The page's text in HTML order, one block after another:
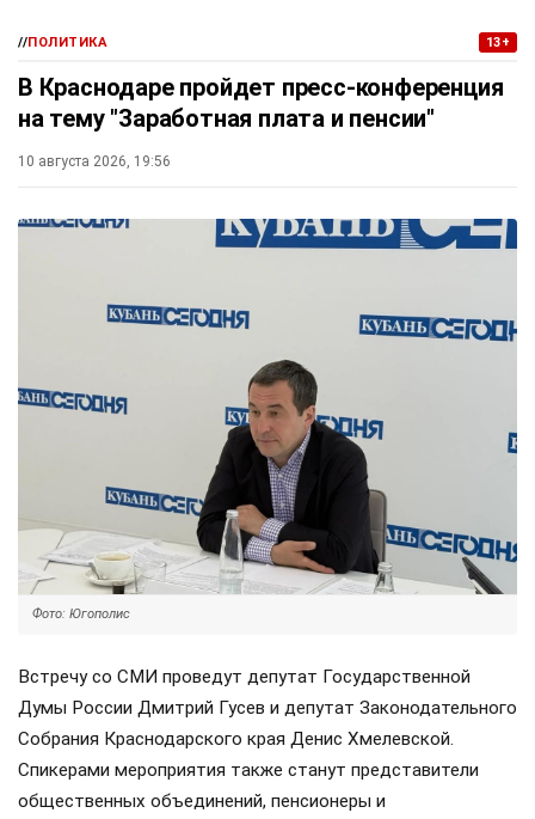
//ПОЛИТИКА 13+
В Краснодаре пройдет пресс-конференция
на тему "Заработная плата и пенсии"
10 августа 2026, 19:56
Фото: Югополис
Встречу со СМИ проведут депутат Государственной
Думы России Дмитрий Гусев и депутат Законодательного
Собрания Краснодарского края Денис Хмелевской.
Спикерами мероприятия также станут представители
общественных объединений, пенсионеры и